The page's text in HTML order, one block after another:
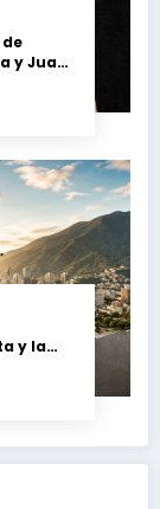
y Juan
y la